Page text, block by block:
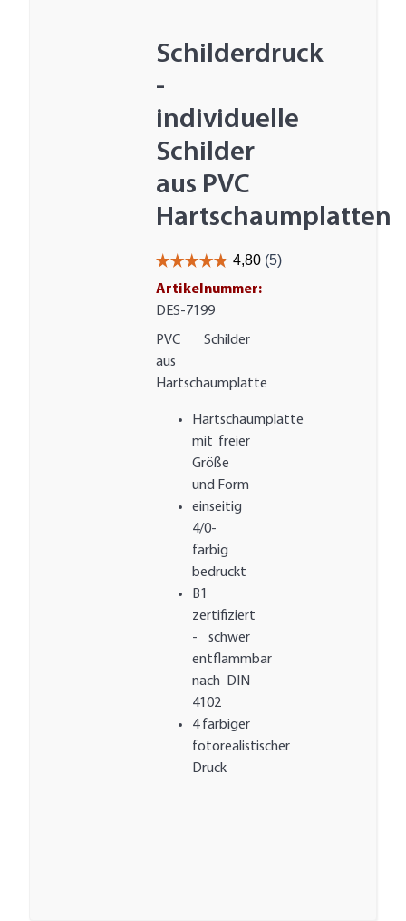
Schilderdruck
-
individuelle
Schilder
aus PVC
Hartschaumplatten
Artikelnummer:
DES-7199
PVC Schilder
aus
Hartschaumplatte
Hartschaumplatte
mit freier
Größe
und Form
einseitig
4/0-
farbig
bedruckt
B1
zertifiziert
- schwer
entflammbar
nach DIN
4102
4 farbiger
fotorealistischer
Druck